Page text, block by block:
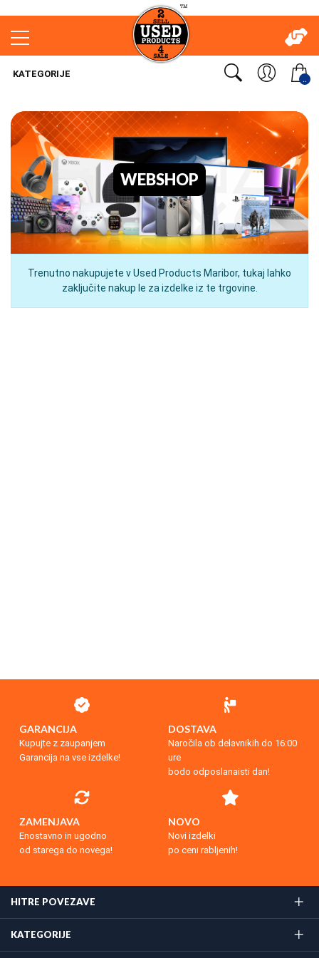
..
KATEGORIJE
WEBSHOP
Trenutno nakupujete v Used Products Maribor, tukaj lahko
zaključite nakup le za izdelke iz te trgovine.
GARANCIJA
Kupujte z zaupanjem
Garancija na vse izdelke!
DOSTAVA
Naročila ob delavnikih do 16:00
ure
bodo odposlanaisti dan!
ZAMENJAVA
Enostavno in ugodno
od starega do novega!
NOVO
Novi izdelki
po ceni rabljenih!
HITRE POVEZAVE
KATEGORIJE